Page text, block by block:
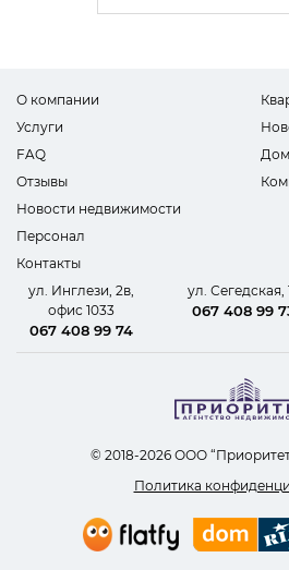
О компании
Услуги
FAQ
Отзывы
Новости недвижимости
Персонал
Контакты
ул. Инглези, 2в,
офис 1033
067 408 99 74
ул. Сегедская,
067 408 99
© 2018-2026 ООО
Политика